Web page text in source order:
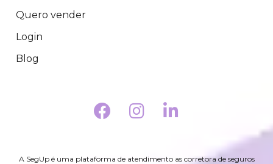
Quero vender
Login
Blog
A SegUp é uma plataforma de atendimento as corretora de seguros